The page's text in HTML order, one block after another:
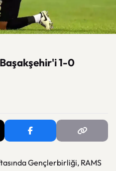
1-0
Gençlerbirliği, RAMS